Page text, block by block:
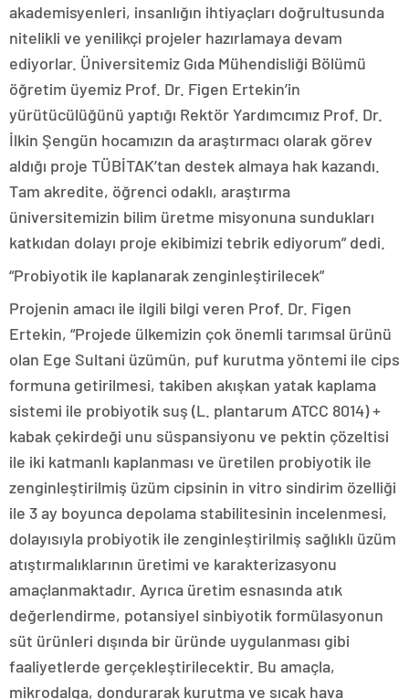
akademisyenleri, insanlığın ihtiyaçları doğrultusunda
nitelikli ve yenilikçi projeler hazırlamaya devam
ediyorlar. Üniversitemiz Gıda Mühendisliği Bölümü
öğretim üyemiz Prof. Dr. Figen Ertekin’in
yürütücülüğünü yaptığı Rektör Yardımcımız Prof. Dr.
İlkin Şengün hocamızın da araştırmacı olarak görev
aldığı proje TÜBİTAK’tan destek almaya hak kazandı.
Tam akredite, öğrenci odaklı, araştırma
üniversitemizin bilim üretme misyonuna sundukları
katkıdan dolayı proje ekibimizi tebrik ediyorum” dedi.
“Probiyotik ile kaplanarak zenginleştirilecek”
Projenin amacı ile ilgili bilgi veren Prof. Dr. Figen
Ertekin, “Projede ülkemizin çok önemli tarımsal ürünü
olan Ege Sultani üzümün, puf kurutma yöntemi ile cips
formuna getirilmesi, takiben akışkan yatak kaplama
sistemi ile probiyotik suş (L. plantarum ATCC 8014) +
kabak çekirdeği unu süspansiyonu ve pektin çözeltisi
ile iki katmanlı kaplanması ve üretilen probiyotik ile
zenginleştirilmiş üzüm cipsinin in vitro sindirim özelliği
ile 3 ay boyunca depolama stabilitesinin incelenmesi,
dolayısıyla probiyotik ile zenginleştirilmiş sağlıklı üzüm
atıştırmalıklarının üretimi ve karakterizasyonu
amaçlanmaktadır. Ayrıca üretim esnasında atık
değerlendirme, potansiyel sinbiyotik formülasyonun
süt ürünleri dışında bir üründe uygulanması gibi
faaliyetlerde gerçekleştirilecektir. Bu amaçla,
mikrodalga, dondurarak kurutma ve sıcak hava